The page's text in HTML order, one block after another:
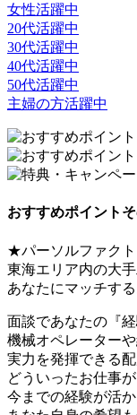
女性活躍中
20代活躍中
30代活躍中
40代活躍中
50代活躍中
主婦の方活躍中
おすすめポイントそ
★パーソルファク
東海エリア内の大手
あなたにマッチす
面談であなたの『
機械オペレーター
実力を発揮できる
どういったお仕事が
今までの経験が活か